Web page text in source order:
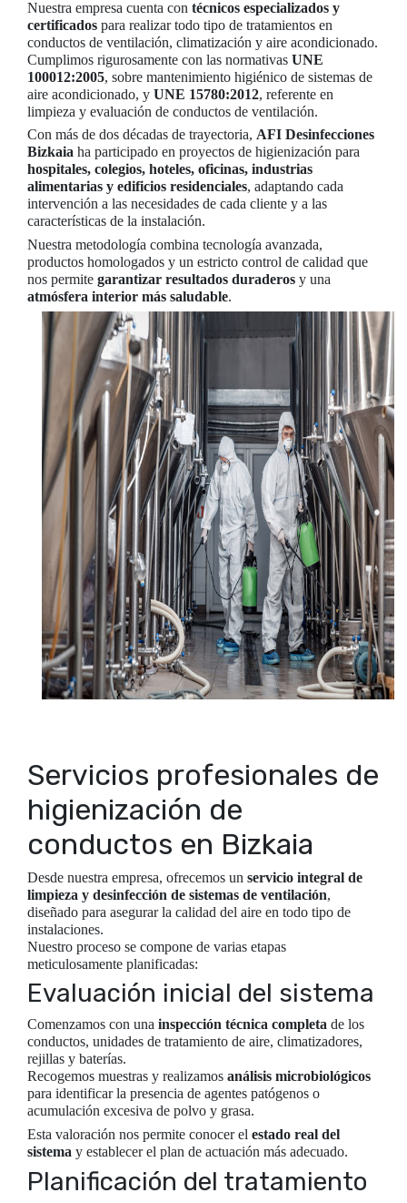
Nuestra empresa cuenta con técnicos especializados y
certificados para realizar todo tipo de tratamientos en
conductos de ventilación, climatización y aire acondicionado.
Cumplimos rigurosamente con las normativas UNE
100012:2005, sobre mantenimiento higiénico de sistemas de
aire acondicionado, y UNE 15780:2012, referente en
limpieza y evaluación de conductos de ventilación.
Con más de dos décadas de trayectoria, AFI Desinfecciones
Bizkaia ha participado en proyectos de higienización para
hospitales, colegios, hoteles, oficinas, industrias
alimentarias y edificios residenciales, adaptando cada
intervención a las necesidades de cada cliente y a las
características de la instalación.
Nuestra metodología combina tecnología avanzada,
productos homologados y un estricto control de calidad que
nos permite garantizar resultados duraderos y una
atmósfera interior más saludable.
Servicios profesionales de
higienización de
conductos en Bizkaia
Desde nuestra empresa, ofrecemos un servicio integral de
limpieza y desinfección de sistemas de ventilación,
diseñado para asegurar la calidad del aire en todo tipo de
instalaciones.
Nuestro proceso se compone de varias etapas
meticulosamente planificadas:
Evaluación inicial del sistema
Comenzamos con una inspección técnica completa de los
conductos, unidades de tratamiento de aire, climatizadores,
rejillas y baterías.
Recogemos muestras y realizamos análisis microbiológicos
para identificar la presencia de agentes patógenos o
acumulación excesiva de polvo y grasa.
Esta valoración nos permite conocer el estado real del
sistema y establecer el plan de actuación más adecuado.
Planificación del tratamiento